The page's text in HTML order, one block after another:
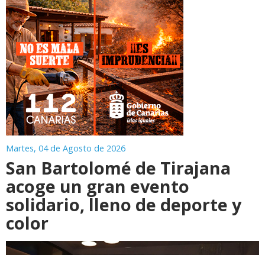
Martes, 04 de Agosto de 2026
San Bartolomé de Tirajana
acoge un gran evento
solidario, lleno de deporte y
color